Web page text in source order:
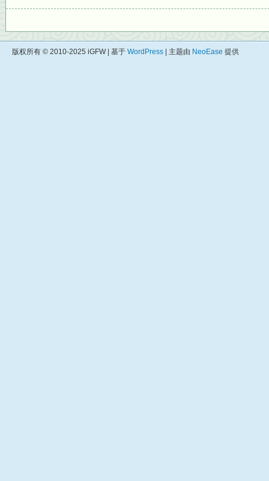
版权所有 © 2010-2025 iGFW | 基于 WordPress | 主题由 NeoEase 提供